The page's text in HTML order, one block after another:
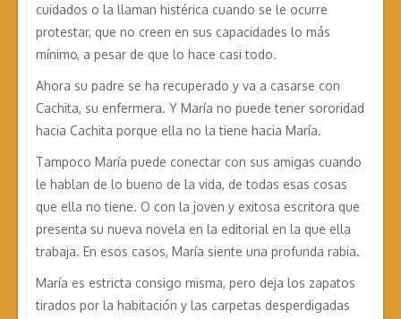
cuidados o la llaman histérica cuando se le ocurre
protestar, que no creen en sus capacidades lo más
mínimo, a pesar de que lo hace casi todo.
Ahora su padre se ha recuperado y va a casarse con
Cachita, su enfermera. Y María no puede tener sororidad
hacia Cachita porque ella no la tiene hacia María.
Tampoco María puede conectar con sus amigas cuando
le hablan de lo bueno de la vida, de todas esas cosas
que ella no tiene. O con la joven y exitosa escritora que
presenta su nueva novela en la editorial en la que ella
trabaja. En esos casos, María siente una profunda rabia.
María es estricta consigo misma, pero deja los zapatos
tirados por la habitación y las carpetas desperdigadas